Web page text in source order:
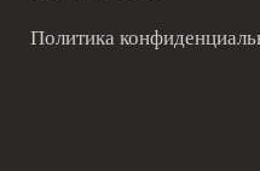
Политика